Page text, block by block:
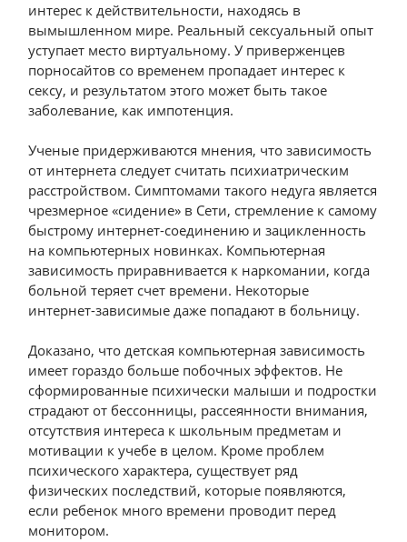
интерес к действительности, находясь в
вымышленном мире. Реальный сексуальный опыт
уступает место виртуальному. У приверженцев
порносайтов со временем пропадает интерес к
сексу, и результатом этого может быть такое
заболевание, как импотенция.
Ученые придерживаются мнения, что зависимость
от интернета следует считать психиатрическим
расстройством. Симптомами такого недуга является
чрезмерное «сидение» в Сети, стремление к самому
быстрому интернет-соединению и зацикленность
на компьютерных новинках. Компьютерная
зависимость приравнивается к наркомании, когда
больной теряет счет времени. Некоторые
интернет-зависимые даже попадают в больницу.
Доказано, что детская компьютерная зависимость
имеет гораздо больше побочных эффектов. Не
сформированные психически малыши и подростки
страдают от бессонницы, рассеянности внимания,
отсутствия интереса к школьным предметам и
мотивации к учебе в целом. Кроме проблем
психического характера, существует ряд
физических последствий, которые появляются,
если ребенок много времени проводит перед
монитором.